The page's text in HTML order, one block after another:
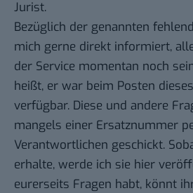
Jurist.
Bezüglich der genannten
mich gerne direkt informiert,
der Service momentan noch
heißt, er war beim Posten
verfügbar. Diese und andere
mangels einer Ersatznummer
Verantwortlichen geschickt.
erhalte, werde ich sie hier
eurerseits Fragen habt, könnt